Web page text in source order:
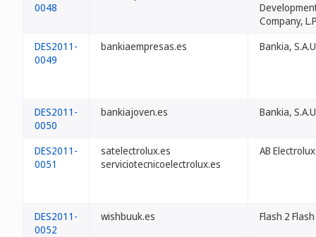
0048
Company,
DES2011-
0049
bankiaempresas.es Bankia,
DES2011-
0050
bankiajoven.es Bankia,
DES2011-
0051
satelectrolux.es
serviciotecnicoelectrolux.es
AB Electrolux
DES2011-
0052
wishbuuk.es Flash 2